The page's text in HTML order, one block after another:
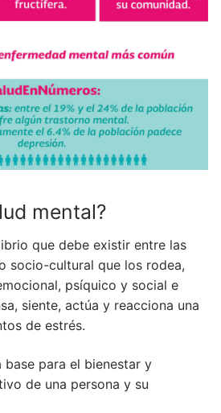
mental?
que debe existir entre las
socio-cultural que los rodea,
psíquico y social e
siente, actúa y reacciona una
de estrés.
base para el bienestar y
de una persona y su